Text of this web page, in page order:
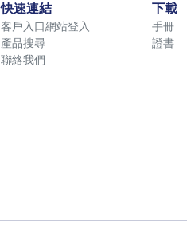
快速連結
客戶入口網站登入
產品搜尋
聯絡我們
下載
手冊
證書